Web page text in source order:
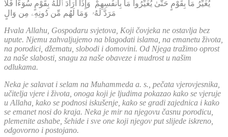
يُغَيِّرُ مَا بِقَوْمٍ حَتَّىٰ يُغَيِّرُوا مَا بِأَنفُسِهِمْ وَإِذَآ أَرَادَ ٱللَّهُ بِقَوْمٍ سُوٓءًا فَلَا
مَرَدَّ لَهُۥ وَمَا لَهُم مِّن دُونِهِۦ مِن وَالٍ
Hvala Allahu, Gospodaru svjetova, Koji čovjeka ne ostavlja bez
upute. Njemu zahvaljujemo na blagodati islama, na emanetu života,
na porodici, džematu, slobodi i domovini. Od Njega tražimo oprost
za naše slabosti, snagu za naše obaveze i mudrost u našim
odlukama.
Neka je salavat i selam na Muhammeda a. s., pečata vjerovjesnika,
učitelja vjere i života, onoga koji je ljudima pokazao kako se vjeruje
u Allaha, kako se podnosi iskušenje, kako se gradi zajednica i kako
se emanet nosi do kraja. Neka je mir na njegovu časnu porodicu,
plemenite ashabe, šehide i sve one koji njegov put slijede iskreno,
odgovorno i postojano.